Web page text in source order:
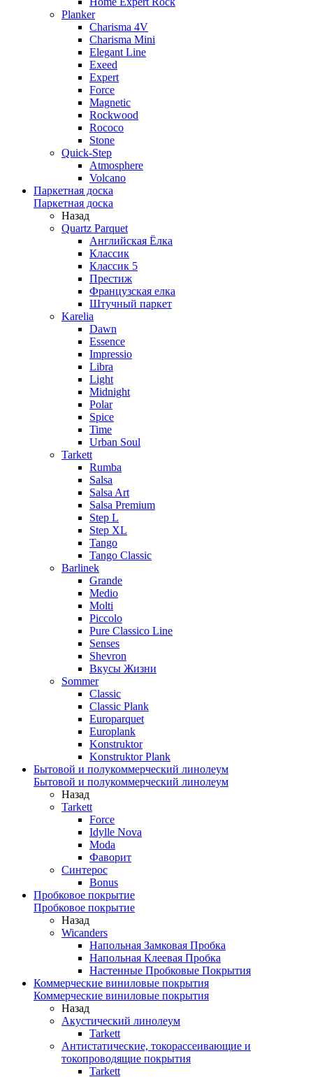
Planker
Charisma 4V
Charisma Mini
Elegant Line
Exeed
Expert
Force
Magnetic
Rockwood
Rococo
Stone
Quick-Step
Atmosphere
Volcano
Паркетная доска
Паркетная доска
Назад
Quartz Parquet
Английская Ёлка
Классик
Классик 5
Престиж
Французская елка
Штучный паркет
Karelia
Dawn
Essence
Impressio
Libra
Light
Midnight
Polar
Spice
Time
Urban Soul
Tarkett
Rumba
Salsa
Salsa Art
Salsa Premium
Step L
Step XL
Tango
Tango Classic
Barlinek
Grande
Medio
Molti
Piccolo
Pure Classico Line
Senses
Shevron
Вкусы Жизни
Sommer
Classic
Classic Plank
Europarquet
Europlank
Konstruktor
Konstruktor Plank
Бытовой и полукоммерческий линолеум
Бытовой и полукоммерческий линолеум
Назад
Tarkett
Force
Idylle Nova
Moda
Фаворит
Синтерос
Bonus
Пробковое покрытие
Пробковое покрытие
Назад
Wicanders
Напольная Замковая Пробка
Напольная Клеевая Пробка
Настенные Пробковые Покрытия
Коммерческие виниловые покрытия
Коммерческие виниловые покрытия
Назад
Акустический линолеум
Tarkett
Антистатические, токорассеивающие и
токопроводящие покрытия
Tarkett